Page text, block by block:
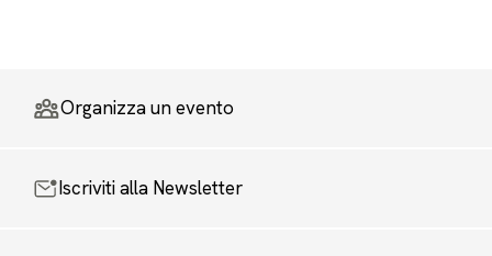
Organizza un evento
Iscriviti alla Newsletter